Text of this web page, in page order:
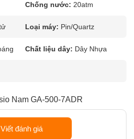
Chống nước: 20atm
Loại máy: Pin/Quartz
Chất liệu dây: Dây Nhựa
Nam GA-500-7ADR
Viết đánh giá